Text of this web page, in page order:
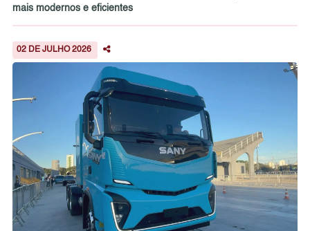
mais modernos e eficientes
02 DE JULHO 2026